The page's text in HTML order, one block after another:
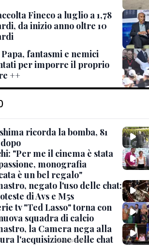
Fineco a luglio a 1,78
da inizio anno oltre 10
fantasmi e nemici
per imporre il proprio
++
ricorda la bomba, 81
"Per me il cinema è stata
monografia
è un bel regalo"
negato l'uso delle chat:
di Avs e M5s
tv "Ted Lasso" torna con
squadra di calcio
la Camera nega alla
l'acquisizione delle chat